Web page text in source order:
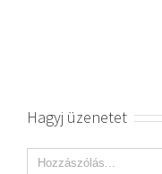
Hagyj üzenetet